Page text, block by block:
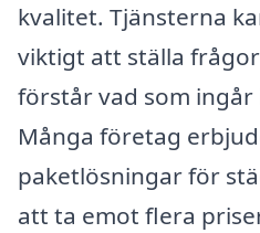
kvalitet. Tjänsterna
viktigt att ställa
förstår vad som
Många företag
paketlösningar för
att ta emot flera